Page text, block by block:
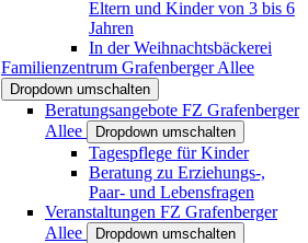
Eltern und Kinder von 3 bis 6
Jahren
In der Weihnachtsbäckerei
Familienzentrum Grafenberger Allee
Dropdown umschalten
Beratungsangebote FZ Grafenberger
Allee
Dropdown umschalten
Tagespflege für Kinder
Beratung zu Erziehungs-,
Paar- und Lebensfragen
Veranstaltungen FZ Grafenberger
Allee
Dropdown umschalten